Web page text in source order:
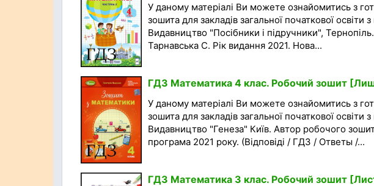
У даному матеріалі Ви можете ознайомитись з
зошита для закладів загальної початкової
Видавництво "Посібники і підручники",
Тарнавська С. Рік видання 2021. Нова...
ГДЗ Математика 4 клас. Робочий зошит
У даному матеріалі Ви можете ознайомитись з
зошита для закладів загальної початкової
Видавництво "Генеза" Київ. Автор робочого
програма 2021 року. (Відповіді / ГДЗ / Ответы /...
ГДЗ Математика 3 клас. Робочий зошит